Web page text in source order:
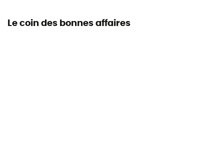
Le coin des bonnes affaires